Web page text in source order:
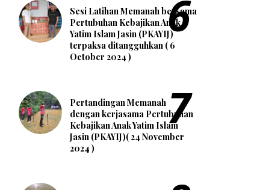
Sesi Latihan Memanah bersama
Pertubuhan Kebajikan Anak
Yatim Islam Jasin (PKAYIJ)
terpaksa ditangguhkan ( 6
October 2024 )
Pertandingan Memanah
dengan kerjasama Pertubuhan
Kebajikan Anak Yatim Islam
Jasin (PKAYIJ)( 24 November
2024 )